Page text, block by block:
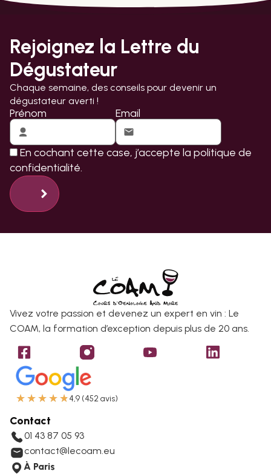
Rejoignez la Lettre du
Dégustateur
Chaque semaine, des conseils pour devenir un
dégustateur averti !
Prénom Email
En cochant cette case, j’accepte la politique de
confidentialité.
Vivez votre passion et devenez un expert en vin : Le
COAM, la formation d’exception depuis plus de 20 ans.
★ ★ ★ ★ ★4,9 (452 avis)
Contact
01 43 87 05 93
contact@lecoam.eu
À Paris